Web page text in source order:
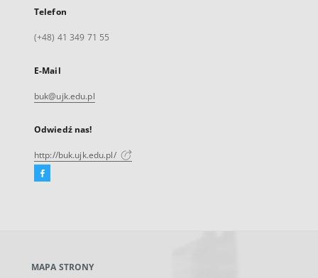
Telefon
(+48) 41 349 71 55
E-Mail
buk@ujk.edu.pl
Odwiedź nas!
http://buk.ujk.edu.pl/
Facebook
karcie
MAPA STRONY